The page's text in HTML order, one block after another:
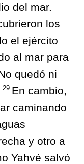
del mar.
los
el ejército
al mar para
quedó ni
29 En cambio,
caminando
y otro a
Yahvé salvó